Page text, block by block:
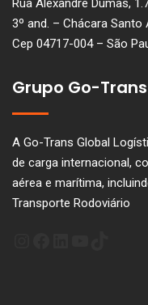
Rua Alexandre Dumas,
3º and. – Chácara Santo
Cep 04717-004 – São
Grupo Go-Trans
A Go-Trans Global
de carga internacional,
aérea e marítima,
Transporte Rodoviário